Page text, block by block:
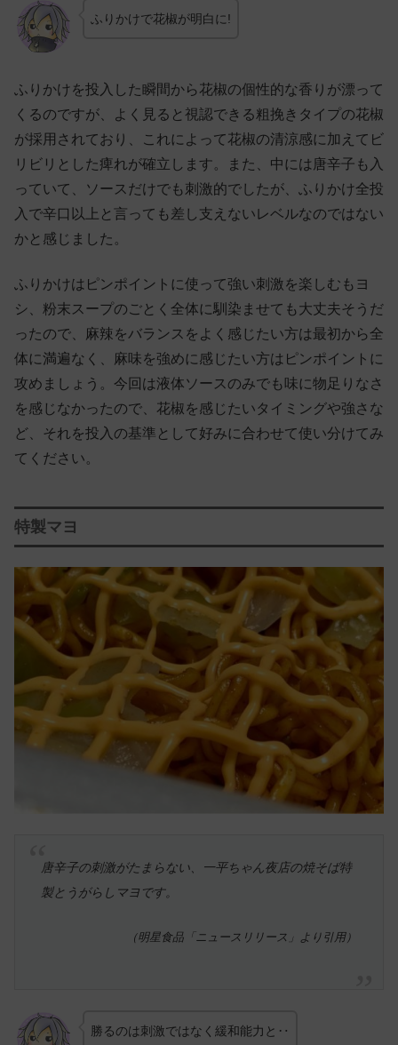
ふりかけで花椒が明白に!
ふりかけを投入した瞬間から花椒の個性的な香りが漂って
くるのですが、よく見ると視認できる粗挽きタイプの花椒
が採用されており、これによって花椒の清涼感に加えてビ
リビリとした痺れが確立します。また、中には唐辛子も入
っていて、ソースだけでも刺激的でしたが、ふりかけ全投
入で辛口以上と言っても差し支えないレベルなのではない
かと感じました。
ふりかけはピンポイントに使って強い刺激を楽しむもヨ
シ、粉末スープのごとく全体に馴染ませても大丈夫そうだ
ったので、麻辣をバランスをよく感じたい方は最初から全
体に満遍なく、麻味を強めに感じたい方はピンポイントに
攻めましょう。今回は液体ソースのみでも味に物足りなさ
を感じなかったので、花椒を感じたいタイミングや強さな
ど、それを投入の基準として好みに合わせて使い分けてみ
てください。
特製マヨ
唐辛子の刺激がたまらない、一平ちゃん夜店の焼そば特
製とうがらしマヨです。
（明星食品「ニュースリリース」より引用）
勝るのは刺激ではなく緩和能力と‥